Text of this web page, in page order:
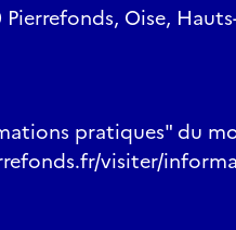
Oise,
pratiques" du
visiter/